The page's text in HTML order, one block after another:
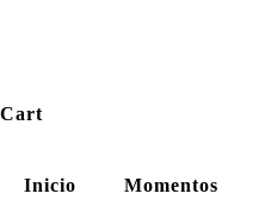
Cart
Inicio Momentos